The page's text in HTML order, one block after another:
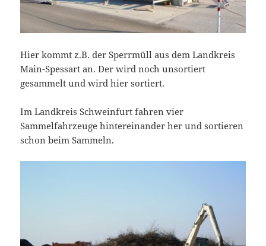
Hier kommt z.B. der Sperrmüll aus dem Landkreis
Main-Spessart an. Der wird noch unsortiert
gesammelt und wird hier sortiert.
Im Landkreis Schweinfurt fahren vier
Sammelfahrzeuge hintereinander her und sortieren
schon beim Sammeln.